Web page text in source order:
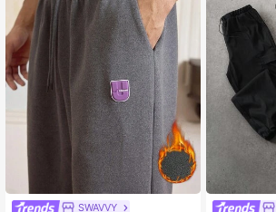
SWAVVY